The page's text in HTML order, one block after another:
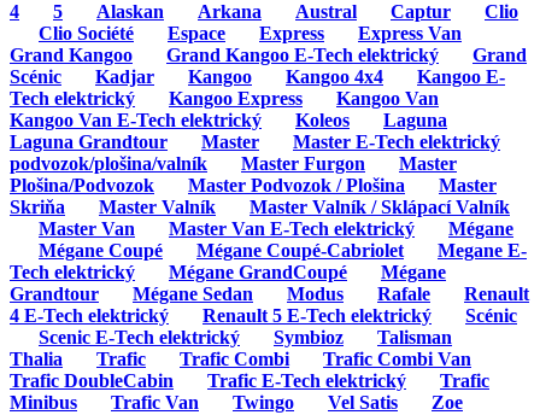
4 5 Alaskan Arkana Austral Captur
Clio
Clio Société
Espace Express
Express Van
Grand Kangoo
Grand Kangoo E-Tech elektrický
Grand
Scénic
Kadjar Kangoo Kangoo 4x4
Kangoo E-
Tech elektrický
Kangoo Express
Kangoo Van
Kangoo Van E-Tech elektrický
Koleos
Laguna
Laguna Grandtour
Master
Master E-Tech elektrický
podvozok/plošina/valník
Master Furgon
Master
Plošina/Podvozok
Master Podvozok / Plošina
Master
Skriňa
Master Valník
Master Valník / Sklápací Valník
Master Van
Master Van E-Tech elektrický
Mégane
Mégane Coupé
Mégane Coupé-Cabriolet
Megane E-
Tech elektrický
Mégane GrandCoupé
Mégane
Grandtour
Mégane Sedan Modus Rafale
Renault
4 E-Tech elektrický
Renault 5 E-Tech elektrický
Scénic
Scenic E-Tech elektrický
Symbioz
Talisman
Thalia
Trafic Trafic Combi
Trafic Combi Van
Trafic DoubleCabin
Trafic E-Tech elektrický
Trafic
Minibus
Trafic Van Twingo Vel Satis Zoe